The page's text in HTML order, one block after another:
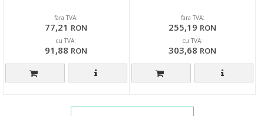
fara TVA:
77,21 RON
cu TVA:
91,88 RON
fara TVA:
255,19 RON
cu TVA:
303,68 RON